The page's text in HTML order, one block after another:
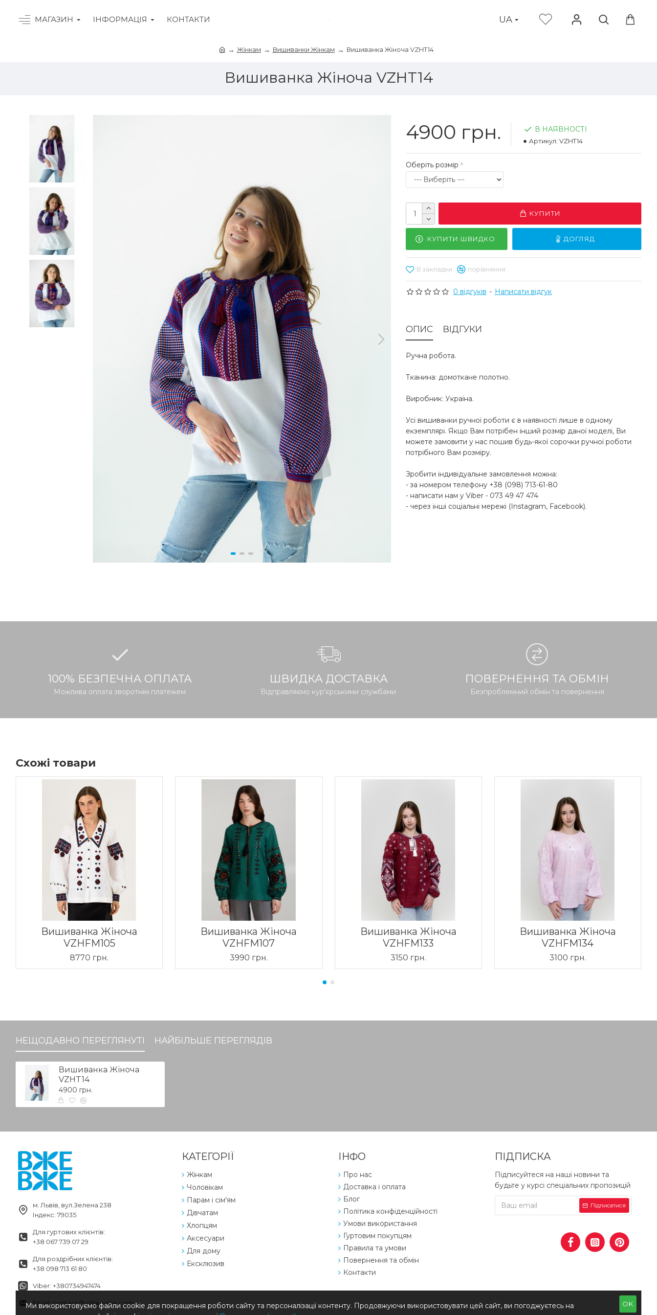
МАГАЗИН ІНФОРМАЦІЯ КОНТАКТИ UA
Жінкам Вишиванки Жінкам Вишиванка Жіноча VZHT14
Вишиванка Жіноча VZHT14
0 відгуків - Написати відгук
4900 грн. В НАЯВНОСТІ
Артикул: VZHT14
Оберіть розмір
КУПИТИ
КУПИТИ ШВИДКО ДОГЛЯД
В закладки порівняння
ОПИС ВІДГУКИ
Ручна робота.
Тканина: домоткане полотно.
Виробник: Україна.
Усі вишиванки ручної роботи є в наявності лише в одному
екземплярі. Якщо Вам потрібен інший розмір даної моделі, Ви
можете замовити у нас пошив будь-якої сорочки ручної роботи
потрібного Вам розміру.
Зробити індивідуальне замовлення можна:
- за номером телефону +38 (098) 713-61-80
- написати нам у Viber - 073 49 47 474
- через інші соціальні мережі (Instagram, Facebook).
100% БЕЗПЕЧНА ОПЛАТА
Можлива оплата зворотнім платежем
ШВИДКА ДОСТАВКА
Відправляємо кур'єрськими службами
ПОВЕРНЕННЯ ТА ОБМІН
Безпроблемний обмін та повернення
Схожі товари
Вишиванка Жіноча
VZHFM105
8770 грн.
Вишиванка Жіноча
VZHFM107
3990 грн.
Вишиванка Жіноча
VZHFM133
3150 грн.
Вишиванка Жіноча
VZHFM134
3100 грн.
НЕЩОДАВНО ПЕРЕГЛЯНУТІ НАЙБІЛЬШЕ ПЕРЕГЛЯДІВ
Вишиванка Жіноча
VZHT14
4900 грн.
м. Львів, вул.Зелена 238
Індекс: 79035
Для гуртових клієнтів:
+38 067 739 07 29
Для роздрібних клієнтів:
+38 098 713 61 80
Viber: +380734947474
Email: contact@vzhe-vzhe.com
КАТЕГОРІЇ
Жінкам
Чоловікам
Парам і сім'ям
Дівчатам
Хлопцям
Аксесуари
Для дому
Ексклюзив
ІНФО
Про нас
Доставка і оплата
Блог
Політика конфіденційності
Умови використання
Гуртовим покупцям
Правила та умови
Повернення та обмін
Контакти
ПІДПИСКА
Підписуйтеся на наші новини та
будьте у курсі спеціальних пропозицій
Підписатися
OK
Ми використовуємо файли cookie для покращення роботи сайту та персоналізації контенту. Продовжуючи використовувати цей сайт, ви погоджуєтесь на